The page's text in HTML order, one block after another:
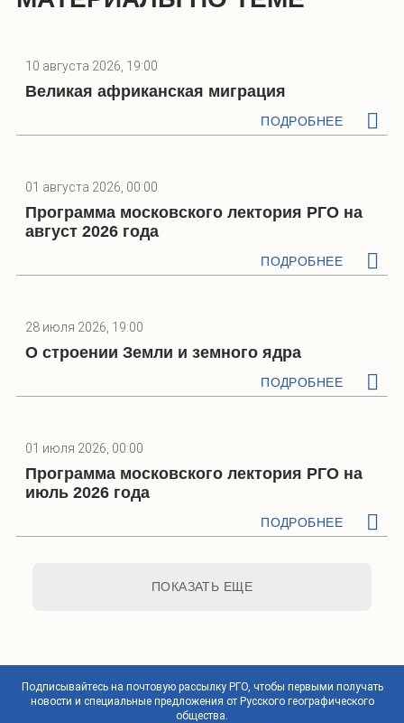
10 августа 2026, 19:00
Великая африканская миграция
ПОДРОБНЕЕ
01 августа 2026, 00:00
Программа московского лектория РГО на
август 2026 года
ПОДРОБНЕЕ
28 июля 2026, 19:00
О строении Земли и земного ядра
ПОДРОБНЕЕ
01 июля 2026, 00:00
Программа московского лектория РГО на
июль 2026 года
ПОДРОБНЕЕ
ПОКАЗАТЬ ЕЩЕ
Подписывайтесь на почтовую рассылку РГО, чтобы первыми получать
новости и специальные предложения от Русского географического
общества.